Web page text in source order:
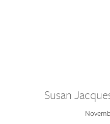
Susan